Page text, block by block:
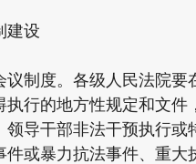
设
度。各级人民法院要
行的地方性规定和文
导干部非法干预执行
或暴力抗法事件、重